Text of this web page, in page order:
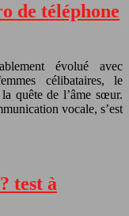
de téléphone
évolué avec
célibataires, le
quête de l’âme sœur.
vocale, s’est
test à